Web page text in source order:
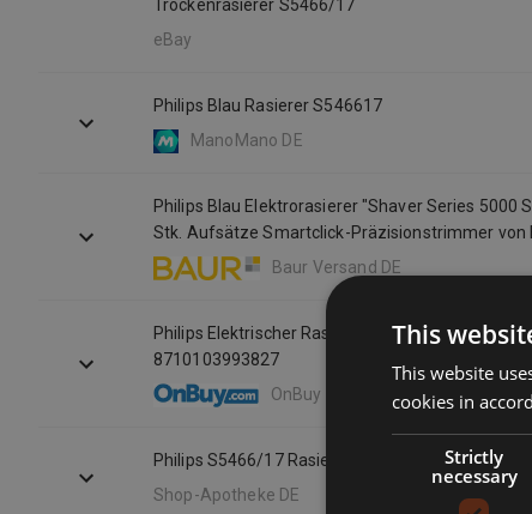
Trockenrasierer S5466/17
eBay
Philips Blau Rasierer S546617
ManoMano DE
Philips Blau Elektrorasierer "Shaver Series 5000
Stk. Aufsätze Smartclick-Präzisionstrimmer von
Baur Versand DE
Philips Elektrischer Rasierer - S5466/17 - Serie
8710103993827
OnBuy EU
Philips S5466/17 Rasierer 1 St
Shop-Apotheke DE
This
This website
cookies in
Strictly
necessary